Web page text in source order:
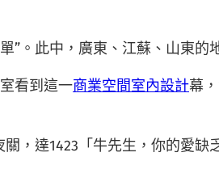
”。此中，廣東、江蘇、山東的
看到這一商業空間室內設計幕
，達1423「牛先生，你的愛